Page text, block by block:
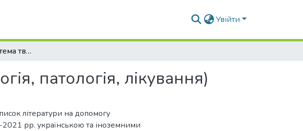
Увійти
Гемопоетична система тварин (фізіологія, патологія, лікування)
патологія, лікування)
літератури на допомогу
рр. українською та іноземними